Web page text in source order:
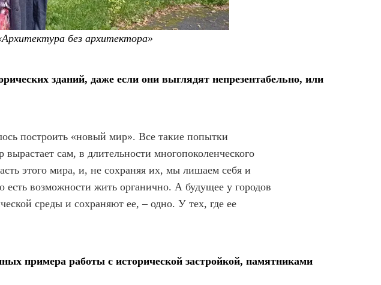
без архитектора»
зданий, даже если они выглядят непрезентабельно, или
построить «новый мир». Все такие попытки
сам, в длительности многопоколенческого
этого мира, и, не сохраняя их, мы лишаем себя и
возможности жить органично. А будущее у городов
среды и сохраняют ее, – одно. У тех, где ее
примера работы с исторической застройкой, памятниками